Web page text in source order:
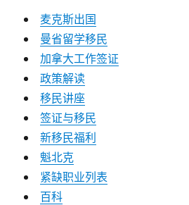
麦克斯出国
曼省留学移民
加拿大工作签证
政策解读
移民讲座
签证与移民
新移民福利
魁北克
紧缺职业列表
百科